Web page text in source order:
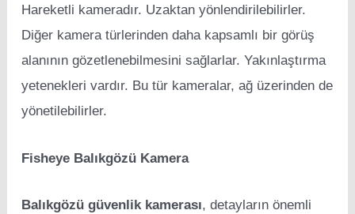
Hareketli kameradır. Uzaktan yönlendirilebilirler.
Diğer kamera türlerinden daha kapsamlı bir görüş
alanının gözetlenebilmesini sağlarlar. Yakınlaştırma
yetenekleri vardır. Bu tür kameralar, ağ üzerinden de
yönetilebilirler.
Fisheye Balıkgözü Kamera
Balıkgözü güvenlik kamerası, detayların önemli